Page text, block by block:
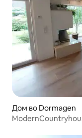
Дом во Dormagen